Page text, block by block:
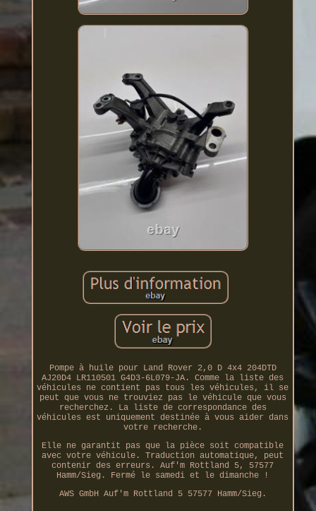
Pompe à huile pour Land Rover 2,0 D 4x4 204DTD
AJ20D4 LR110501 G4D3-6L079-JA. Comme la liste des
véhicules ne contient pas tous les véhicules, il se
peut que vous ne trouviez pas le véhicule que vous
recherchez. La liste de correspondance des
véhicules est uniquement destinée à vous aider dans
votre recherche.
Elle ne garantit pas que la pièce soit compatible
avec votre véhicule. Traduction automatique, peut
contenir des erreurs. Auf'm Rottland 5, 57577
Hamm/Sieg. Fermé le samedi et le dimanche !
AWS GmbH Auf'm Rottland 5 57577 Hamm/Sieg.